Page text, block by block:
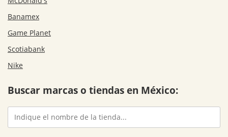
Banamex
Game Planet
Scotiabank
Nike
Buscar marcas o tiendas en México: